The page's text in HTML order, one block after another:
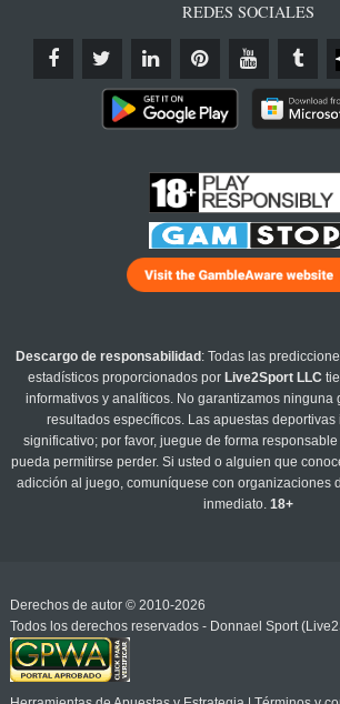
REDES SOCIALES
Descargo de responsabilidad : Todas las
estadísticos proporcionados por Live2Sport LLC
informativos y analíticos. No garantizamos ninguna
resultados específicos. Las apuestas
significativo; por favor, juegue de forma
pueda permitirse perder. Si usted o alguien que
adicción al juego, comuníquese con organizaciones
inmediato.18+
Derechos de autor © 2010-2026
Todos los derechos reservados - Donnael Sport